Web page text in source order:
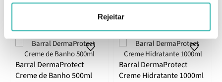
Rejeitar
Produtos Relacionados
Barral DermaProtect
Creme de Banho 500ml
Barral DermaProtect
Creme Hidratante 1000ml